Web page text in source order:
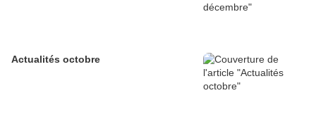
Actualités octobre